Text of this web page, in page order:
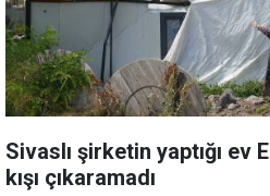
Sivaslı şirketin yaptığı ev
kışı çıkaramadı